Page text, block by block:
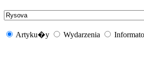
Artyku�y Wydarzenia